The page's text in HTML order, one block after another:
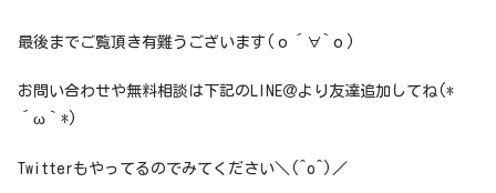
最後までご覧頂き有難うございます(о´∀`о)
お問い合わせや無料相談は下記のLINE＠より友達追加してね(*
´ω｀*)
Twitterもやってるのでみてください＼(^o^)／